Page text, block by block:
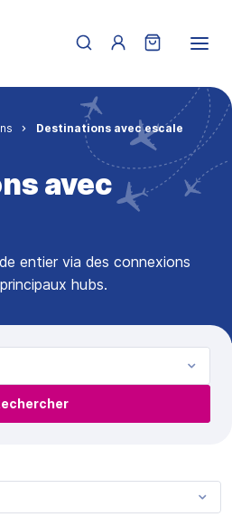
Destinations avec escale
avec
entier via des connexions
hubs.